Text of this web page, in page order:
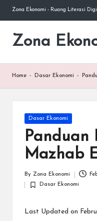
Skip
content
Zona Ekonomi - Ruang Literasi
Zona
Ruang
Home - Dasar Ekonomi -
Posted
in
Dasar Ekonomi
Panduan
Mazhab
by
By Zona Ekonomi
Posted
Dasar Ekonomi
Last Updated on